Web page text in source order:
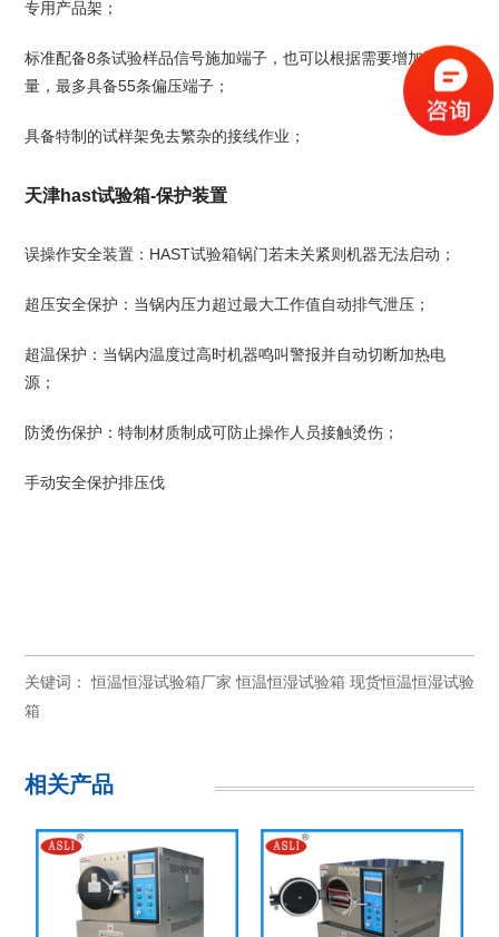
专用产品架；
标准配备8条试验样品信号施加端子，也可以根据需要增加端子数
量，最多具备55条偏压端子；
具备特制的试样架免去繁杂的接线作业；
天津hast试验箱-保护装置
误操作安全装置：HAST试验箱锅门若未关紧则机器无法启动；
超压安全保护：当锅内压力超过最大工作值自动排气泄压；
超温保护：当锅内温度过高时机器鸣叫警报并自动切断加热电
源；
防烫伤保护：特制材质制成可防止操作人员接触烫伤；
手动安全保护排压伐
关键词：恒温恒湿试验箱厂家 恒温恒湿试验箱 现货恒温恒湿试验
箱
相关产品